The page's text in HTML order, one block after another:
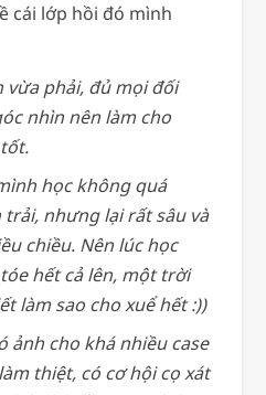
cái lớp hồi đó mình
vừa phải, đủ mọi đối
nhìn nên làm cho
học không quá
nhưng lại rất sâu và
chiều. Nên lúc học
hết cả lên, một trời
làm sao cho xuể hết :))
ảnh cho khá nhiều case
thiệt, có cơ hội cọ xát